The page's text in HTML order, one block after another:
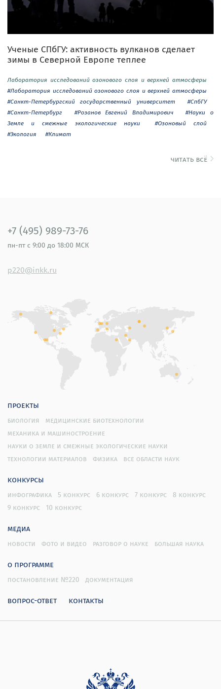
Ученые СПбГУ: активность вулканов сделает
зимы в Северной Европе теплее
Лаборатория исследований озонового слоя и верхней атмосферы
#Лаборатория исследований озонового слоя и верхней атмосферы
#Санкт-Петербургский государственный университет
#СпбГУ
#Санкт-Петербург
#Розанов Евгений Владимирович
#Науки о
Земле и смежные экологические науки
#Озоновый слой
#Экология
#Климат
читать всё
+7 (495) 989-73-76
пн-пт с 9:00 до 18:00 МСК
p220@inkk.ru
проекты
биология
медицинские биотехнологии
механика и машиностроение
науки о земле и смежные экологические науки
технологии материалов
физика все области наук
конкурсы
инфографика 5 конкурс 6 конкурс 7 конкурс
8 конкурс
9 конкурс
10 конкурс
медиа
новости фото и видео разговор о науке большая наука
о программе
постановление №220 документация
вопрос-ответ контакты